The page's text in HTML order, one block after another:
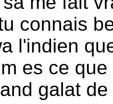
connais
l'indien
es ce
galat